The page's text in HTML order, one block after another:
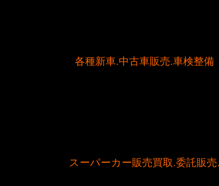
各種新車.中古車販売.車検整備
スーパーカー販売買取.委託販売